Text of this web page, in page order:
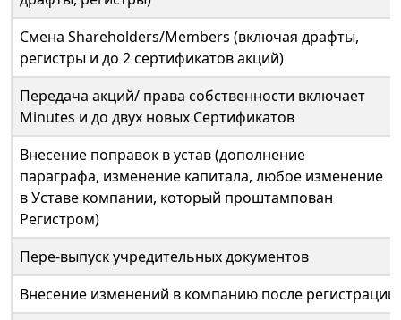
Смена Shareholders/Members (включая драфты,
регистры и до 2 сертификатов акций)
Передача акций/ права собственности включает
Minutes и до двух новых Сертификатов
Внесение поправок в устав (дополнение
параграфа, изменение капитала, любое изменение
в Уставе компании, который проштампован
Регистром)
Пере-выпуск учредительных документов
Внесение изменений в компанию после регистрации: